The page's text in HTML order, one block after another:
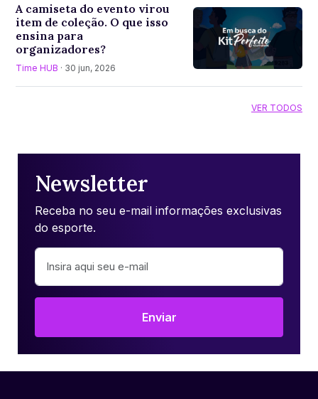
A camiseta do evento virou
item de coleção. O que isso
ensina para
organizadores?
Time HUB · 30 jun, 2026
VER TODOS
Newsletter
Receba no seu e-mail informações exclusivas
do esporte.
Enviar